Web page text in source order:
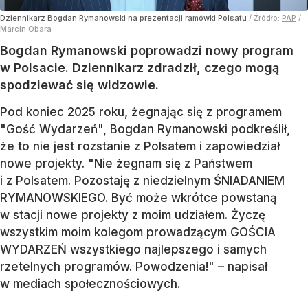
Dziennikarz Bogdan Rymanowski na prezentacji ramówki Polsatu / Źródło: PAP /
Marcin Obara
Bogdan Rymanowski poprowadzi nowy program
w Polsacie. Dziennikarz zdradził, czego mogą
spodziewać się widzowie.
Pod koniec 2025 roku, żegnając się z programem
"Gość Wydarzeń", Bogdan Rymanowski podkreślił,
że to nie jest rozstanie z Polsatem i zapowiedział
nowe projekty. "Nie żegnam się z Państwem
i z Polsatem. Pozostaję z niedzielnym ŚNIADANIEM
RYMANOWSKIEGO. Być może wkrótce powstaną
w stacji nowe projekty z moim udziałem. Życzę
wszystkim moim kolegom prowadzącym GOŚCIA
WYDARZEŃ wszystkiego najlepszego i samych
rzetelnych programów. Powodzenia!" – napisał
w mediach społecznościowych.